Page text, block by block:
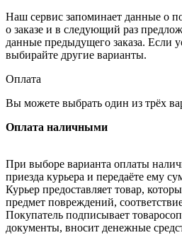
Наш сервис запоминает данные о
о заказе и в следующий раз
данные предыдущего заказа. Если
выбирайте другие варианты.
Оплата
Вы можете выбрать один из трёх
Оплата наличными
При выборе варианта оплаты
приезда курьера и передаёте ему
Курьер предоставляет товар,
предмет повреждений,
Покупатель подписывает
документы, вносит денежные